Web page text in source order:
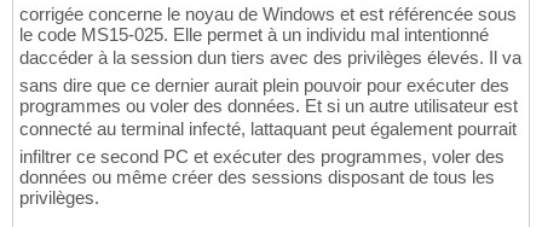
corrigée concerne le noyau de Windows et est référencée sous
le code MS15-025. Elle permet à un individu mal intentionné
daccéder à la session dun tiers avec des privilèges élevés. Il va
sans dire que ce dernier aurait plein pouvoir pour exécuter des
programmes ou voler des données. Et si un autre utilisateur est
connecté au terminal infecté, lattaquant peut également pourrait
infiltrer ce second PC et exécuter des programmes, voler des
données ou même créer des sessions disposant de tous les
privilèges.